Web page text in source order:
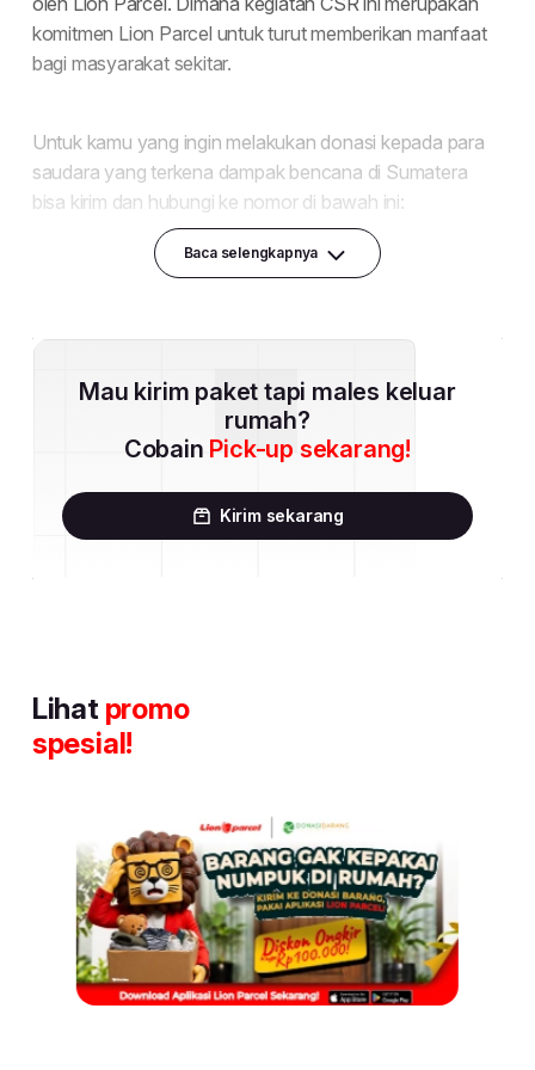
Baca selengkapnya
Mau kirim paket tapi males keluar
rumah?
Cobain Pick-up sekarang!
Kirim sekarang
Lihat promo
spesial!